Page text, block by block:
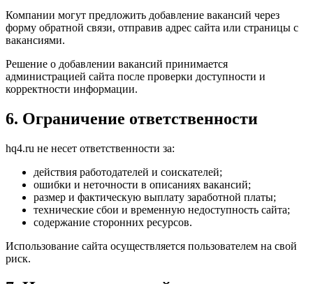
Компании могут предложить добавление вакансий через
форму обратной связи, отправив адрес сайта или страницы с
вакансиями.
Решение о добавлении вакансий принимается
администрацией сайта после проверки доступности и
корректности информации.
6. Ограничение ответственности
hq4.ru не несет ответственности за:
действия работодателей и соискателей;
ошибки и неточности в описаниях вакансий;
размер и фактическую выплату заработной платы;
технические сбои и временную недоступность сайта;
содержание сторонних ресурсов.
Использование сайта осуществляется пользователем на свой
риск.